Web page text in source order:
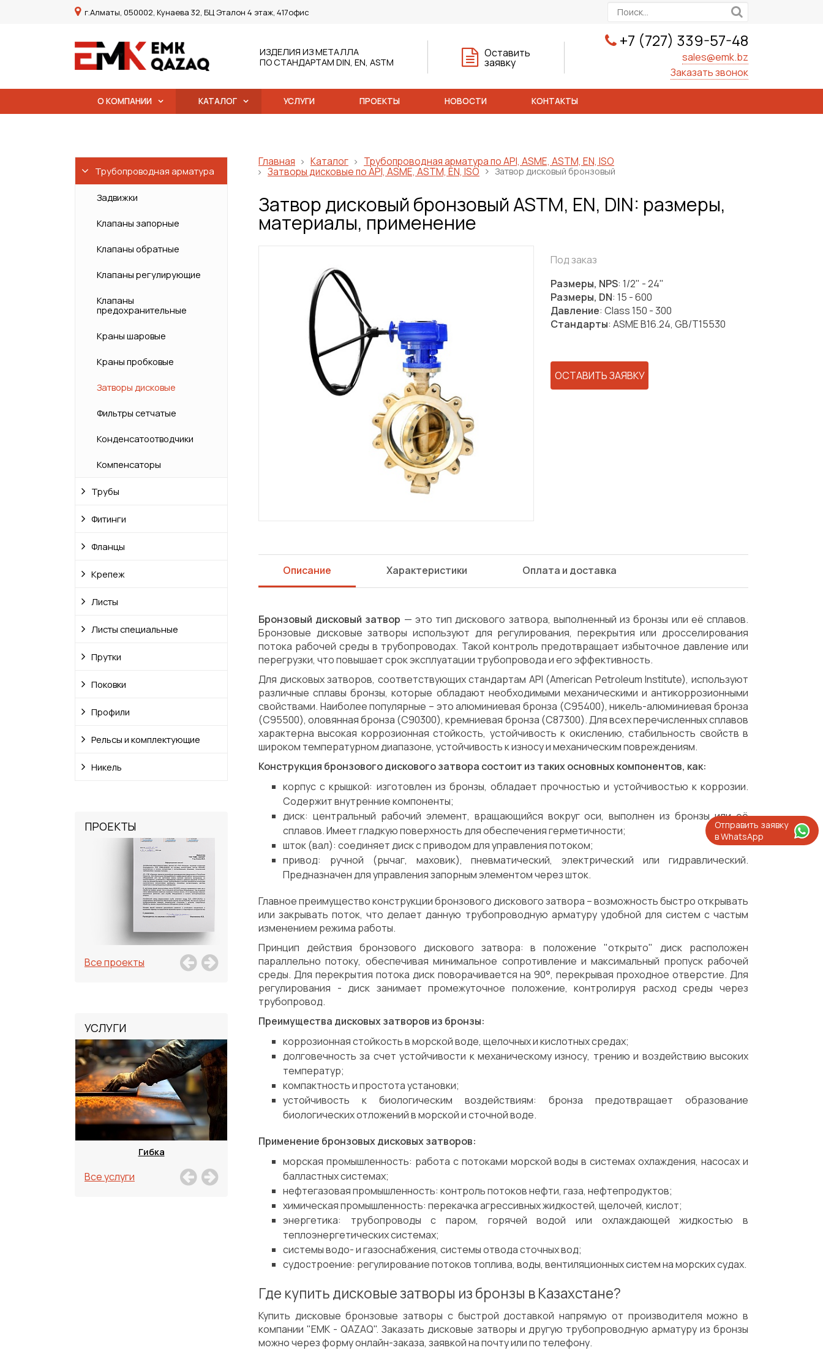
Отправить заявку
в WhatsApp
г.Алматы, 050002, Кунаева 32, БЦ Эталон 4 этаж, 417офис
+7 (727) 339-57-48
sales@emk.bz
Заказать звонок
Оставить
заявку
ИЗДЕЛИЯ ИЗ МЕТАЛЛА
ПО СТАНДАРТАМ DIN, EN, ASTM
О КОМПАНИИ КАТАЛОГ УСЛУГИ ПРОЕКТЫ НОВОСТИ КОНТАКТЫ
Трубопроводная арматура
Задвижки
Клапаны запорные
Клапаны обратные
Клапаны регулирующие
Клапаны
предохранительные
Краны шаровые
Краны пробковые
Затворы дисковые
Фильтры сетчатые
Конденсатоотводчики
Компенсаторы
Трубы
Фитинги
Фланцы
Крепеж
Листы
Листы специальные
Прутки
Поковки
Профили
Рельсы и комплектующие
Никель
ПРОЕКТЫ
Все проекты
УСЛУГИ
Гибка
Все услуги
Главная Каталог Трубопроводная арматура по API, ASME, ASTM, EN, ISO
Затворы дисковые по API, ASME, ASTM, EN, ISO Затвор дисковый бронзовый
Затвор дисковый бронзовый ASTM, EN, DIN: размеры,
материалы, применение
Под заказ
Размеры, NPS: 1/2" - 24"
Размеры, DN: 15 - 600
Давление: Class 150 - 300
Стандарты: ASME B16.24, GB/T15530
ОСТАВИТЬ ЗАЯВКУ
Описание Характеристики Оплата и доставка
Бронзовый дисковый затвор — это тип дискового затвора, выполненный из бронзы или её сплавов.
Бронзовые дисковые затворы используют для регулирования, перекрытия или дросселирования
потока рабочей среды в трубопроводах. Такой контроль предотвращает избыточное давление или
перегрузки, что повышает срок эксплуатации трубопровода и его эффективность.
Для дисковых затворов, соответствующих стандартам API (American Petroleum Institute), используют
различные сплавы бронзы, которые обладают необходимыми механическими и антикоррозионными
свойствами. Наиболее популярные – это алюминиевая бронза (C95400), никель-алюминиевая бронза
(C95500), оловянная бронза (C90300), кремниевая бронза (C87300). Для всех перечисленных сплавов
характерна высокая коррозионная стойкость, устойчивость к окислению, стабильность свойств в
широком температурном диапазоне, устойчивость к износу и механическим повреждениям.
Конструкция бронзового дискового затвора состоит из таких основных компонентов, как:
корпус с крышкой: изготовлен из бронзы, обладает прочностью и устойчивостью к коррозии.
Содержит внутренние компоненты;
диск: центральный рабочий элемент, вращающийся вокруг оси, выполнен из бронзы или её
сплавов. Имеет гладкую поверхность для обеспечения герметичности;
шток (вал): соединяет диск с приводом для управления потоком;
привод: ручной (рычаг, маховик), пневматический, электрический или гидравлический.
Предназначен для управления запорным элементом через шток.
Главное преимущество конструкции бронзового дискового затвора – возможность быстро открывать
или закрывать поток, что делает данную трубопроводную арматуру удобной для систем с частым
изменением режима работы.
Принцип действия бронзового дискового затвора: в положение "открыто" диск расположен
параллельно потоку, обеспечивая минимальное сопротивление и максимальный пропуск рабочей
среды. Для перекрытия потока диск поворачивается на 90°, перекрывая проходное отверстие. Для
регулирования - диск занимает промежуточное положение, контролируя расход среды через
трубопровод.
Преимущества дисковых затворов из бронзы:
коррозионная стойкость в морской воде, щелочных и кислотных средах;
долговечность за счет устойчивости к механическому износу, трению и воздействию высоких
температур;
компактность и простота установки;
устойчивость к биологическим воздействиям: бронза предотвращает образование
биологических отложений в морской и сточной воде.
Применение бронзовых дисковых затворов:
морская промышленность: работа с потоками морской воды в системах охлаждения, насосах и
балластных системах;
нефтегазовая промышленность: контроль потоков нефти, газа, нефтепродуктов;
химическая промышленность: перекачка агрессивных жидкостей, щелочей, кислот;
энергетика: трубопроводы с паром, горячей водой или охлаждающей жидкостью в
теплоэнергетических системах;
системы водо- и газоснабжения, системы отвода сточных вод;
судостроение: регулирование потоков топлива, воды, вентиляционных систем на морских судах.
Где купить дисковые затворы из бронзы в Казахстане?
Купить дисковые бронзовые затворы с быстрой доставкой напрямую от производителя можно в
компании "ЕМК - QAZAQ". Заказать дисковые затворы и другую трубопроводную арматуру из бронзы
можно через форму онлайн-заказа, заявкой на почту или по телефону.